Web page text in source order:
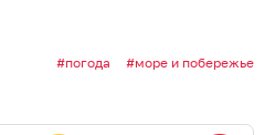
погода море и побережье